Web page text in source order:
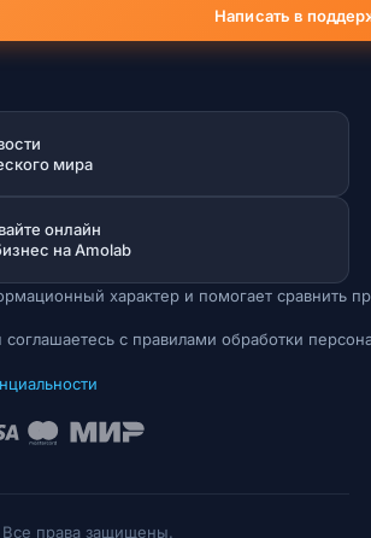
онлайн
на Amolab
характер и помогает сравнить
соглашаетесь с правилами обработки
. Все права защищены.